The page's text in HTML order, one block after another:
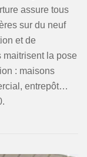
assure tous
sur du neuf
et de
maitrisent la pose
: maisons
entrepôt…